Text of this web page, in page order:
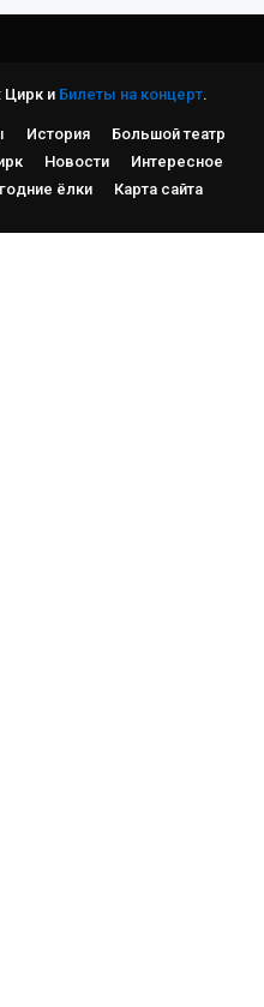
: Цирк и Билеты на концерт.
История
Большой театр
Новости
Интересное
ёлки Карта сайта